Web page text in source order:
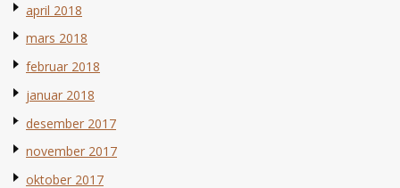
april 2018
mars 2018
februar 2018
januar 2018
desember 2017
november 2017
oktober 2017